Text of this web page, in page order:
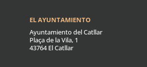
EL AYUNTAMIENTO
Ayuntamiento del Catllar
Plaça de la Vila, 1
43764 El Catllar